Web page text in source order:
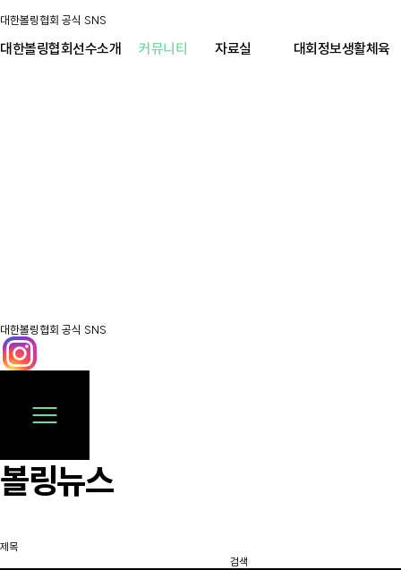
대한볼링협회 공식 SNS
대한볼링협회선수소개 커뮤니티 자료실 대회정보생활체육
대한볼링협회 공식 SNS
볼링뉴스
검색